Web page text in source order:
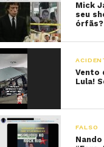
Mick
seu
órfãs?
Vento
Lula!
FALSO